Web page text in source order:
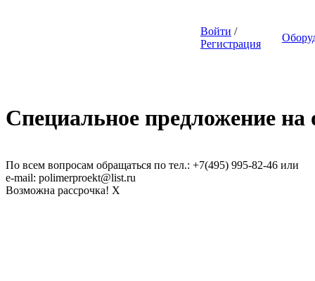
экструдер SJ-55, SJ-65
Войти /
Регистрация
Специальное предложение на
По всем вопросам обращаться по тел.: +7(495) 995-82-46 или
e-mail: polimerproekt@list.ru
Возможна рассрочка! X